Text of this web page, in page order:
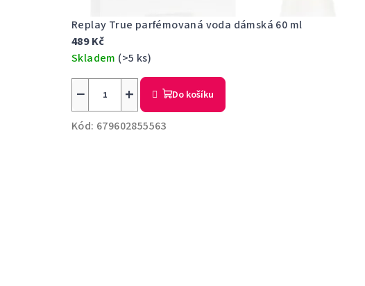
Replay True parfémovaná voda dámská 60 ml
489 Kč
Skladem (>5 ks)
+
− Do košíku
Kód: 679602855563